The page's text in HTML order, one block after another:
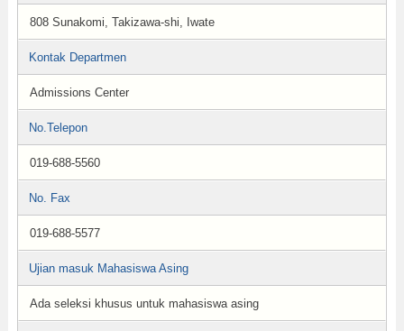
808 Sunakomi, Takizawa-shi, Iwate
Kontak Departmen
Admissions Center
No.Telepon
019-688-5560
No. Fax
019-688-5577
Ujian masuk Mahasiswa Asing
Ada seleksi khusus untuk mahasiswa asing